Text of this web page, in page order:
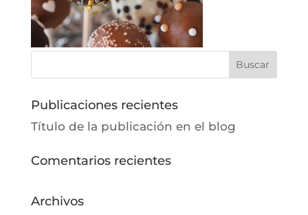
Publicaciones recientes
Título de la publicación en el blog
Comentarios recientes
Archivos